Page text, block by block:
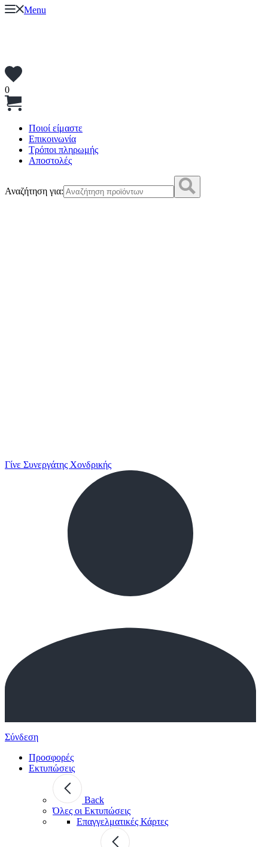
Menu
0
Ποιοί είμαστε
Επικοινωνία
Τρόποι πληρωμής
Αποστολές
Αναζήτηση για:
Γίνε Συνεργάτης Χονδρικής
Σύνδεση
Προσφορές
Εκτυπώσεις
Back
Όλες οι Εκτυπώσεις
Επαγγελματικές Κάρτες